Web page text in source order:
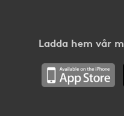
Ladda hem vår